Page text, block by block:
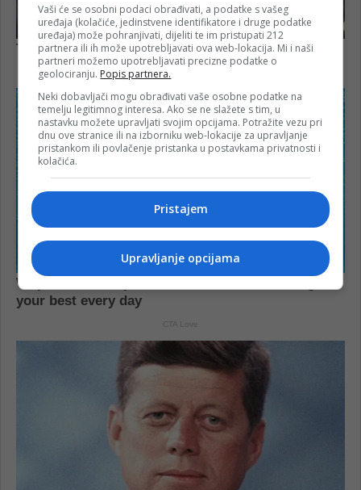
Vaši će se osobni podaci obrađivati, a podatke s vašeg
uređaja (kolačiće, jedinstvene identifikatore i druge podatke
uređaja) može pohranjivati, dijeliti te im pristupati 212
partnera ili ih može upotrebljavati ova web-lokacija. Mi i naši
partneri možemo upotrebljavati precizne podatke o
geolociranju. Popis partnera.
Neki dobavljači mogu obrađivati vaše osobne podatke na
temelju legitimnog interesa. Ako se ne slažete s tim, u
nastavku možete upravljati svojim opcijama. Potražite vezu pri
dnu ove stranice ili na izborniku web-lokacije za upravljanje
pristankom ili povlačenje pristanka u postavkama privatnosti i
kolačića.
Pristajem
Upravljanje opcijama